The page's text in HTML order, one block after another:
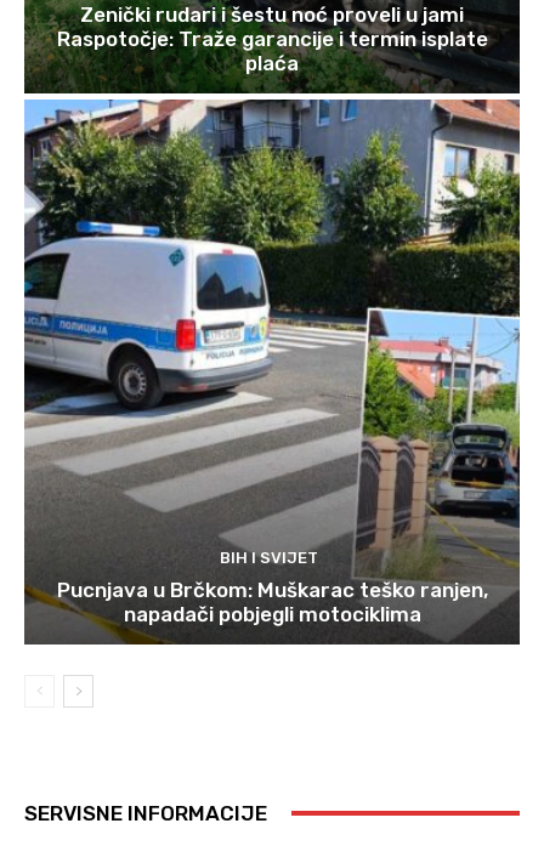
Zenički rudari i šestu noć proveli u jami
Raspotočje: Traže garancije i termin isplate
plaća
BIH I SVIJET
Pucnjava u Brčkom: Muškarac teško ranjen,
napadači pobjegli motociklima
SERVISNE INFORMACIJE